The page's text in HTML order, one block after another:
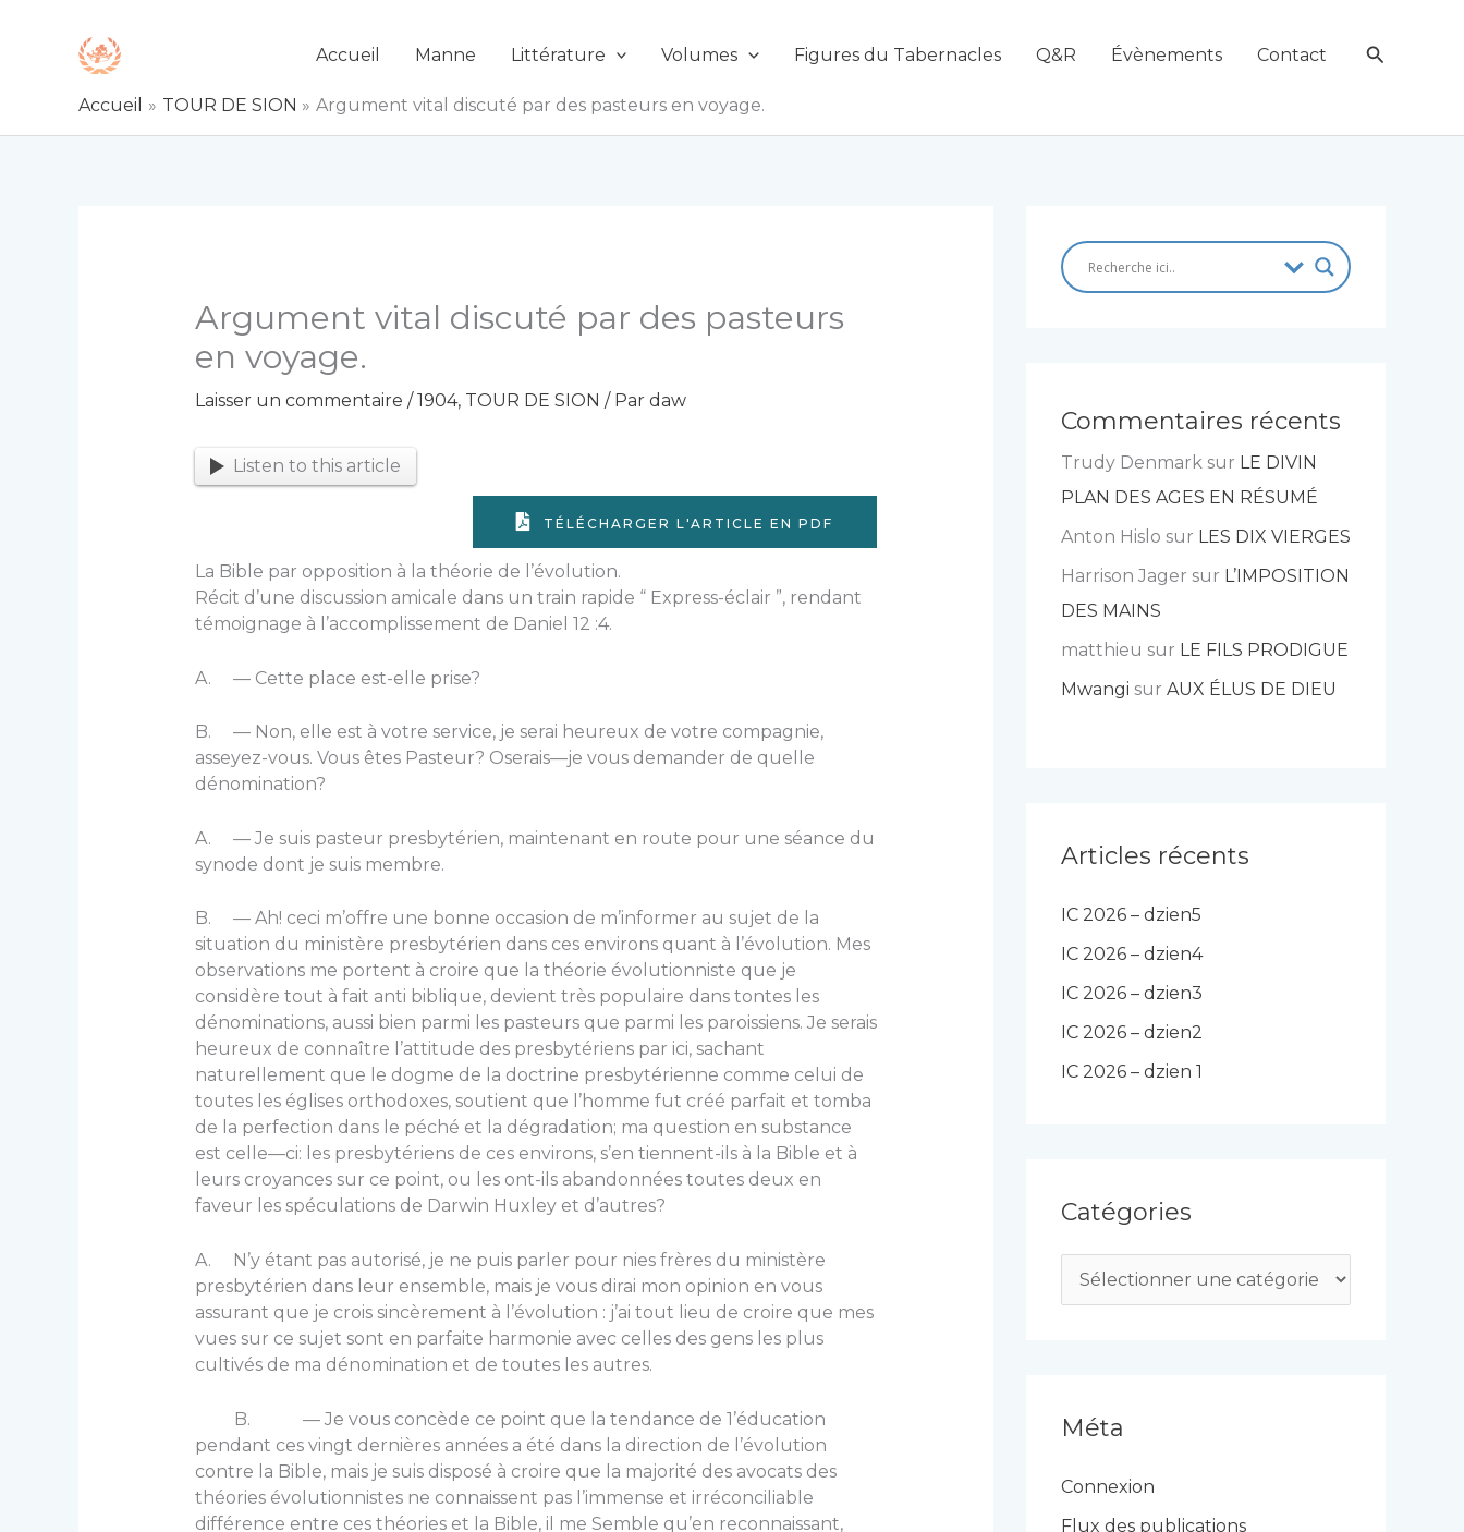
Accueil Manne Littérature Volumes Figures du Tabernacles Q&R Évènements Contact
Accueil TOUR DE SION Argument vital discuté par des pasteurs en voyage.
Argument vital discuté par des pasteurs
en voyage.
Laisser un commentaire / 1904, TOUR DE SION / Par daw
Listen to this article
TÉLÉCHARGER L'ARTICLE EN PDF
La Bible par opposition à la théorie de l’évolution.
Récit d’une discussion amicale dans un train rapide “ Express-éclair ”, rendant
témoignage à l’accomplissement de Daniel 12 :4.
A. — Cette place est-elle prise?
B. — Non, elle est à votre service, je serai heureux de votre compagnie,
asseyez-vous. Vous êtes Pasteur? Oserais—je vous demander de quelle
dénomination?
A. — Je suis pasteur presbytérien, maintenant en route pour une séance du
synode dont je suis membre.
B. — Ah! ceci m’offre une bonne occasion de m’informer au sujet de la
situation du ministère presbytérien dans ces environs quant à l’évolution. Mes
observations me portent à croire que la théorie évolutionniste que je
considère tout à fait anti biblique, devient très populaire dans tontes les
dénominations, aussi bien parmi les pas­teurs que parmi les paroissiens. Je serais
heureux de connaître l’attitude des presbytériens par ici, sachant
naturellement que le dogme de la doctrine presbytérienne comme celui de
toutes les églises orthodoxes, soutient que l’homme fut créé parfait et tomba
de la perfection dans le péché et la dégradation; ma question en substance
est celle—ci: les presbytériens de ces environs, s’en tien­nent-ils à la Bible et à
leurs croyances sur ce point, ou les ont-ils abandonnées toutes deux en
faveur les spéculations de Darwin Huxley et d’autres?
A. N’y étant pas autorisé, je ne puis parler pour nies frères du ministère
presbytérien dans leur ensemble, mais je vous dirai mon opinion en vous
assurant que je crois sincèrement à l’évolution : j’ai tout lieu de croire que mes
vues sur ce sujet sont en parfaite harmonie avec celles des gens les plus
cultivés de ma dénomina­tion et de toutes les autres.
B. — Je vous concède ce point que la tendance de 1’éducation
pendant ces vingt dernières années a été dans la direction de l’évolution
contre la Bible, mais je suis disposé à croire que la majorité des avocats des
théories évolutionnistes ne connaissent pas l’immense et irréconciliable
différence entre ces théories et la Bible, il me Semble qu’en reconnaissant,
Commentaires récents
Trudy Denmark sur LE DIVIN
PLAN DES AGES EN RÉSUMÉ
Anton Hislo sur LES DIX VIERGES
Harrison Jager sur L’IMPOSITION
DES MAINS
matthieu sur LE FILS PRODIGUE
Mwangi sur AUX ÉLUS DE DIEU
Articles récents
IC 2026 – dzien5
IC 2026 – dzien4
IC 2026 – dzien3
IC 2026 – dzien2
IC 2026 – dzien 1
Catégories
a
r
i
Méta
Connexion
Flux des publications